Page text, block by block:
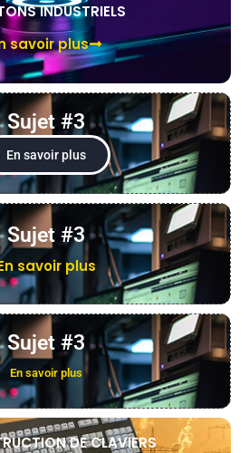
INDUSTRIELS
savoir plus
Sujet #3
En savoir plus
Sujet #3
savoir plus
Sujet #3
En savoir plus
DE CLAVIERS